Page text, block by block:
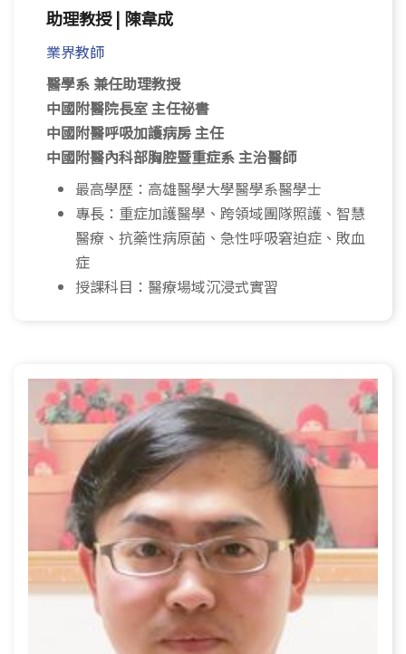
助理教授 | 陳韋成
業界教師
醫學系 兼任助理教授
中國附醫院長室 主任祕書
中國附醫呼吸加護病房 主任
中國附醫內科部胸腔暨重症系 主治醫師
最高學歷：高雄醫學大學醫學系醫學士
專長：重症加護醫學、跨領域團隊照護、智慧
醫療、抗藥性病原菌、急性呼吸窘迫症、敗血
症
授課科目：醫療場域沉浸式實習